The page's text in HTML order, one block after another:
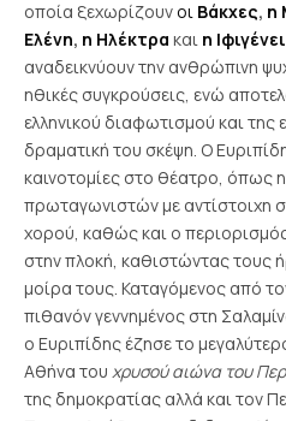
οποία ξεχωρίζουνοι Βάκχες, η
Ελένη, η Ηλέκτρα και η
αναδεικνύουν την ανθρώπινη
ηθικές συγκρούσεις, ενώ
ελληνικού διαφωτισμού και
δραματική του σκέψη. Ο
καινοτομίες στο θέατρο, όπως
πρωταγωνιστών με αντίστοιχη
χορού, καθώς και ο
στην πλοκή, καθιστώντας τους
μοίρα τους. Καταγόμενος από
πιθανόν γεννημένος στη
ο Ευριπίδης έζησε το
Αθήνα του χρυσού αιώνα του
της δημοκρατίας αλλά και τον